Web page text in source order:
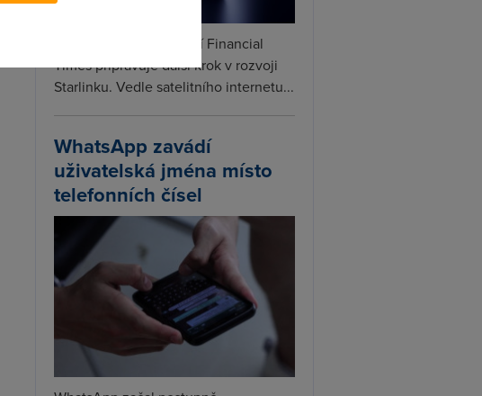
SpaceX podle informací Financial
Times připravuje další krok v rozvoji
Starlinku. Vedle satelitního internetu...
WhatsApp zavádí
uživatelská jména místo
telefonních čísel